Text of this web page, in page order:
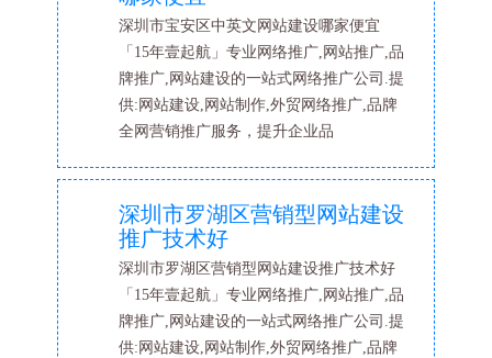
深圳市宝安区中英文网站建设哪家便宜
「15年壹起航」专业网络推广,网站推广,品
牌推广,网站建设的一站式网络推广公司.提
供:网站建设,网站制作,外贸网络推广,品牌
全网营销推广服务，提升企业品
深圳市罗湖区营销型网站建设
推广技术好
深圳市罗湖区营销型网站建设推广技术好
「15年壹起航」专业网络推广,网站推广,品
牌推广,网站建设的一站式网络推广公司.提
供:网站建设,网站制作,外贸网络推广,品牌